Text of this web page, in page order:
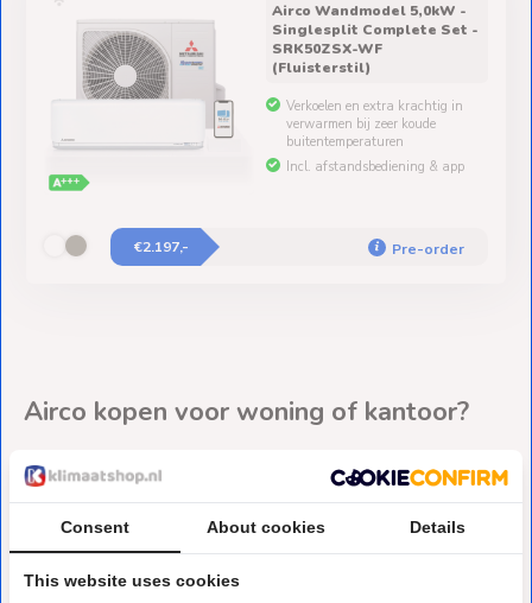
Airco Wandmodel 5,0kW -
Singlesplit Complete Set -
SRK50ZSX-WF
(Fluisterstil)
Verkoelen en extra krachtig in
verwarmen bij zeer koude
buitentemperaturen
Incl. afstandsbediening & app
€2.197,- Pre-order
Airco kopen voor woning of kantoor?
Een airco is meer dan verkoeling op warme zomerdagen.
Moderne split-airco's zijn volwaardige lucht-lucht
warmtepompen die het hele jaar door efficiënt verwarmen
én koelen. Voor elke 1 kW stroom levert een goede airco 3
tot 5 kW warmte terug, waardoor verwarmen met een
Consent About cookies Details
This website uses cookies